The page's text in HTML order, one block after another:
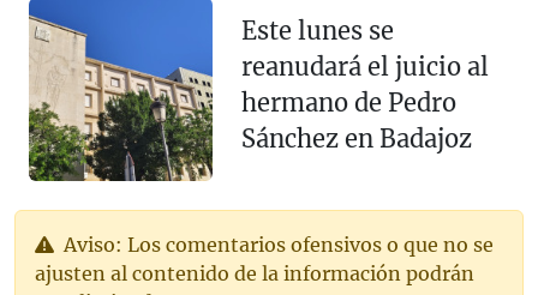
Este lunes se
reanudará el juicio al
hermano de Pedro
Sánchez en Badajoz
Aviso: Los comentarios ofensivos o que no se
ajusten al contenido de la información podrán